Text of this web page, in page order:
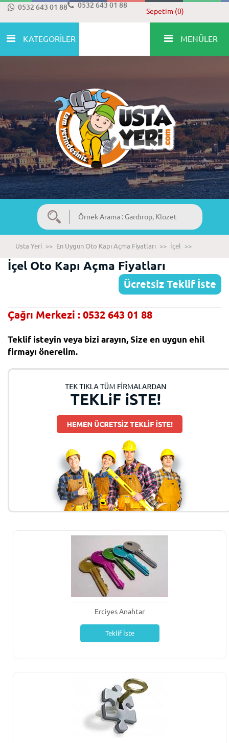
0532 643 01 88 0532 643 01 88
Sepetim (0)
KATEGORİLER MENÜLER
Usta Yeri >> En Uygun Oto Kapı Açma Fiyatları >> İçel >>
İçel Oto Kapı Açma Fiyatları
Ücretsiz Teklif İste
Çağrı Merkezi : 0532 643 01 88
Teklif isteyin veya bizi arayın, Size en uygun ehil
firmayı önerelim.
Erciyes Anahtar
Teklif İste